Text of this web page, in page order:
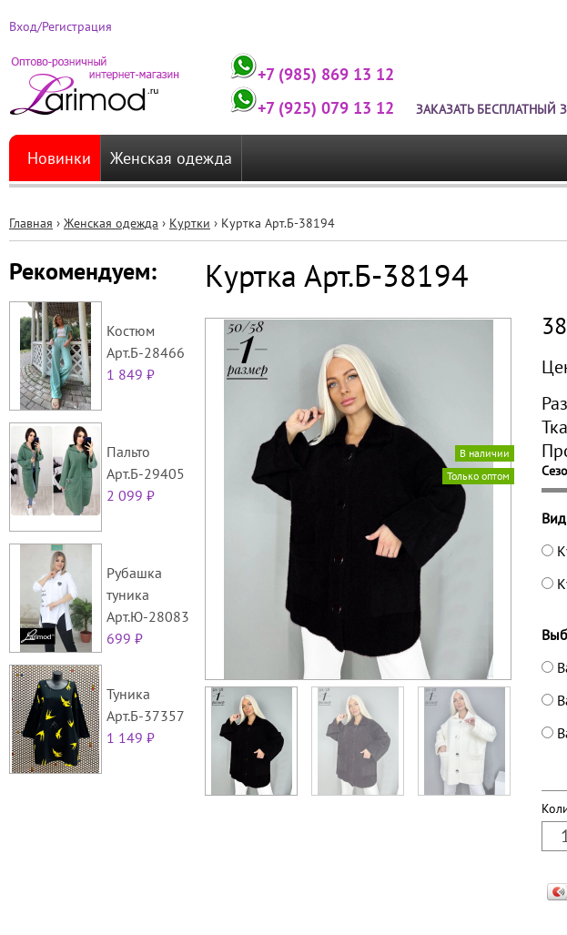
Вход/Регистрация
+7 (985) 869 13 12
+7 (925) 079 13 12
ЗАКАЗАТЬ БЕСПЛАТНЫЙ
Новинки Женская одежда
Главная › Женская одежда › Куртки › Куртка Арт.Б-38194
Рекомендуем:
Костюм
Арт.Б-28466
1 849 ₽
Пальто
Арт.Б-29405
2 099 ₽
Рубашка
туника
Арт.Ю-28083
699 ₽
Туника
Арт.Б-37357
1 149 ₽
Куртка Арт.Б-38194
Только оптом
В наличии